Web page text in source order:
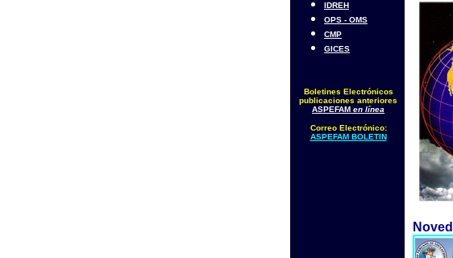
IDREH
OPS - OMS
CMP
GICES
Boletines Electrónicos
publicaciones anteriores
ASPEFAM en línea
Correo Electrónico:
ASPEFAM BOLETIN